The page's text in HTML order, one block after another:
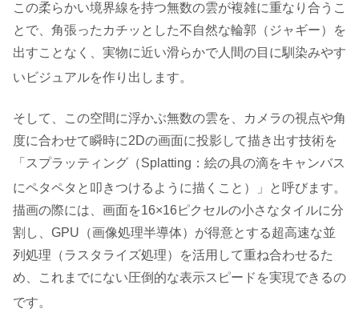
この柔らかい境界線を持つ無数の雲が複雑に重なり合うこ
とで、角張ったカチッとした不自然な輪郭（ジャギー）を
出すことなく、実物に近い滑らかで人間の目に馴染みやす
いビジュアルを作り出します。
そして、この空間に浮かぶ無数の雲を、カメラの視点や角
度に合わせて瞬時に2Dの画面に投影して描き出す技術を
「スプラッティング（Splatting：絵の具の滴をキャンバス
にペタペタと叩きつけるように描くこと）」と呼びます。
描画の際には、画面を16×16ピクセルの小さなタイルに分
割し、GPU（画像処理半導体）が得意とする超高速な並
列処理（ラスタライズ処理）を活用して重ね合わせるた
め、これまでにない圧倒的な表示スピードを実現できるの
です。